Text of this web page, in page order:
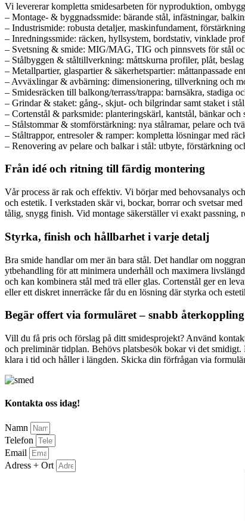
Vi levererar kompletta smidesarbeten för nyproduktion,
– Montage- & byggnadssmide: bärande stål, infästningar,
– Industrismide: robusta detaljer, maskinfundament,
– Inredningssmide: räcken, hyllsystem, bordstativ, vinklade
– Svetsning & smide: MIG/MAG, TIG och pinnsvets för stål
– Stålbyggen & ståltillverkning: måttskurna profiler, plåt,
– Metallpartier, glaspartier & säkerhetspartier: måttanpassade
– Avväxlingar & avbärning: dimensionering, tillverkning och
– Smidesräcken till balkong/terrass/trappa: barnsäkra, stadiga
– Grindar & staket: gång-, skjut- och bilgrindar samt staket i
– Cortenstål & parksmide: planteringskärl, kantstål, bänkar
– Stålstommar & stomförstärkning: nya stålramar, pelare och
– Ståltrappor, entresoler & ramper: kompletta lösningar med
– Renovering av pelare och balkar i stål: utbyte, förstärkning
Från idé och ritning till färdig montering
Vår process är rak och effektiv. Vi börjar med behovsanalys
och estetik. I verkstaden skär vi, bockar, borrar och svetsar
tålig, snygg finish. Vid montage säkerställer vi exakt passning,
Styrka, finish och hållbarhet i varje detalj
Bra smide handlar om mer än bara stål. Det handlar om
ytbehandling för att minimera underhåll och maximera
och kan kombinera stål med trä eller glas. Cortenstål ger en
eller ett diskret innerräcke får du en lösning där styrka och
Begär offert via formuläret – snabb
Vill du få pris och förslag på ditt smidesprojekt? Använd
och preliminär tidplan. Behövs platsbesök bokar vi det
klara i tid och håller i längden. Skicka din förfrågan via
Kontakta oss idag!
Namn
Telefon
Email
Adress + Ort